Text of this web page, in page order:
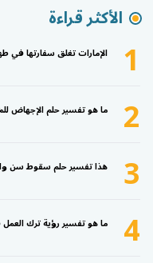
الأكثر قراءة
1 الإمارات تغلق سفارتها في
2 ما هو تفسير حلم الإجهاض
3 هذا تفسير حلم سقوط سن
4 ما هو تفسير رؤية ترك